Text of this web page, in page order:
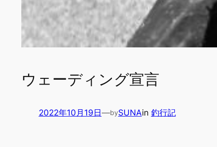
ウェーディング宣言
2022年10月19日 —bySUNAin 釣行記